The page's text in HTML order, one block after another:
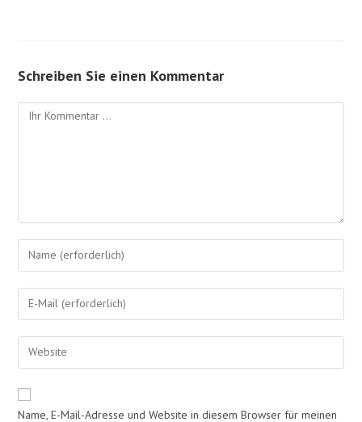
Schreiben Sie einen Kommentar
Name, E-Mail-Adresse und Website in diesem Browser für meinen